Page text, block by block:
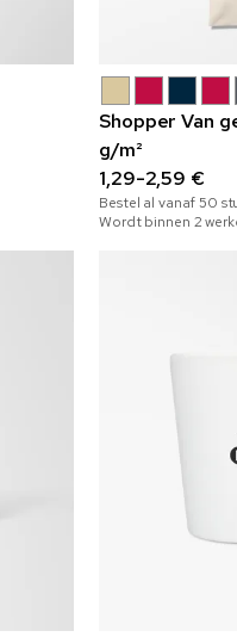
Shopper Van
g/m²
1,29-2,59 €
Bestel al vanaf50
Wordt binnen 2